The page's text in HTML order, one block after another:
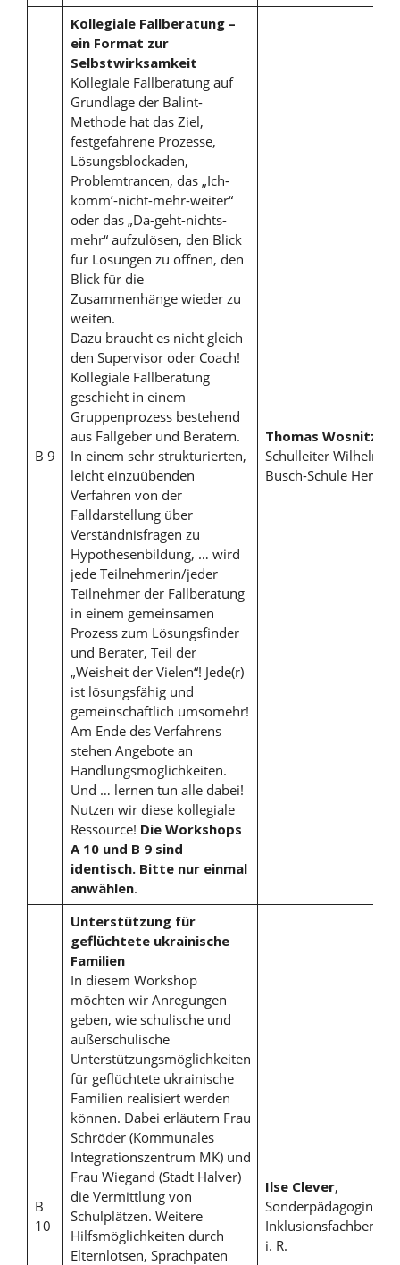
B 9
Kollegiale Fallberatung –
ein Format zur
Selbstwirksamkeit
Kollegiale Fallberatung auf
Grundlage der Balint-
Methode hat das Ziel,
festgefahrene Prozesse,
Lösungsblockaden,
Problemtrancen, das „Ich-
komm’-nicht-mehr-weiter“
oder das „Da-geht-nichts-
mehr“ aufzulösen, den Blick
für Lösungen zu öffnen, den
Blick für die
Zusammenhänge wieder zu
weiten.
Dazu braucht es nicht gleich
den Supervisor oder Coach!
Kollegiale Fallberatung
geschieht in einem
Gruppenprozess bestehend
aus Fallgeber und Beratern.
In einem sehr strukturierten,
leicht einzuübenden
Verfahren von der
Falldarstellung über
Verständnisfragen zu
Hypothesenbildung, … wird
jede Teilnehmerin/jeder
Teilnehmer der Fallberatung
in einem gemeinsamen
Prozess zum Lösungsfinder
und Berater, Teil der
„Weisheit der Vielen“! Jede(r)
ist lösungsfähig und
gemeinschaftlich umsomehr!
Am Ende des Verfahrens
stehen Angebote an
Handlungsmöglichkeiten.
Und … lernen tun alle dabei!
Nutzen wir diese kollegiale
Ressource! Die Workshops
A 10 und B 9 sind
identisch. Bitte nur einmal
anwählen.
Thomas Wosnitza
Schulleiter Wilhelm-
Busch-Schule Hemer
B
10
Unterstützung für
geflüchtete ukrainische
Familien
In diesem Workshop
möchten wir Anregungen
geben, wie schulische und
außerschulische
Unterstützungsmöglichkeiten
für geflüchtete ukrainische
Familien realisiert werden
können. Dabei erläutern Frau
Schröder (Kommunales
Integrationszentrum MK) und
Frau Wiegand (Stadt Halver)
die Vermittlung von
Schulplätzen. Weitere
Hilfsmöglichkeiten durch
Elternlotsen, Sprachpaten
Ilse Clever,
Sonderpädagogin und
i. R.